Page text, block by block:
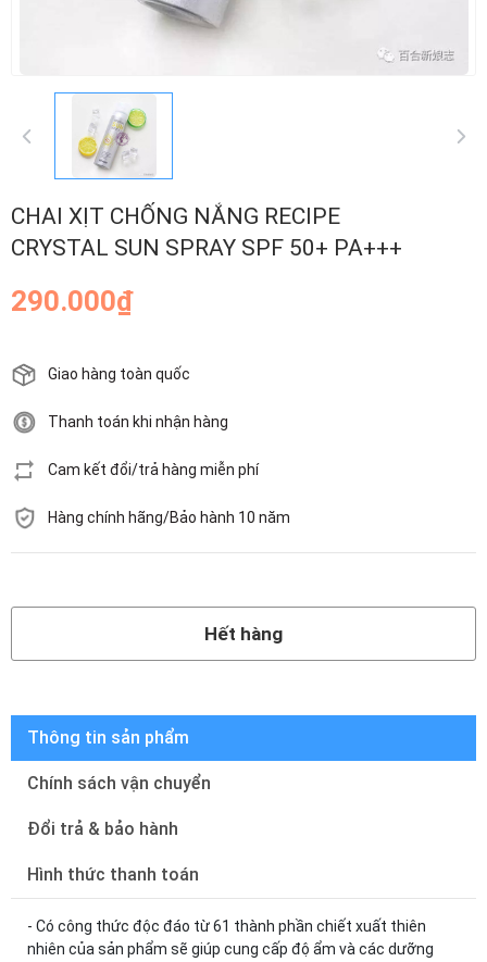
CHAI XỊT CHỐNG NẮNG RECIPE
CRYSTAL SUN SPRAY SPF 50+ PA+++
290.000₫
Giao hàng toàn quốc
Thanh toán khi nhận hàng
Cam kết đổi/trả hàng miễn phí
Hàng chính hãng/Bảo hành 10 năm
Hết hàng
Thông tin sản phẩm
Chính sách vận chuyển
Đổi trả & bảo hành
Hình thức thanh toán
- Có công thức độc đáo từ 61 thành phần chiết xuất thiên
nhiên của sản phẩm sẽ giúp cung cấp độ ẩm và các dưỡng